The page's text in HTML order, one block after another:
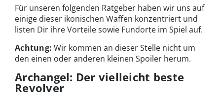
Für unseren folgenden Ratgeber haben wir uns auf
einige dieser ikonischen Waffen konzentriert und
listen Dir ihre Vorteile sowie Fundorte im Spiel auf.
Achtung: Wir kommen an dieser Stelle nicht um
den einen oder anderen kleinen Spoiler herum.
Archangel: Der vielleicht beste
Revolver